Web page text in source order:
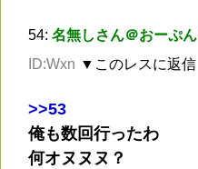
54: 名無しさん＠おーぷん
ID:Wxn ▼このレスに返信
>>53
俺も数回行ったわ
何オヌヌヌ？